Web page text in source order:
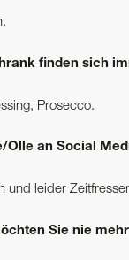
finden sich
Prosecco.
Olle an Social
und leider
Sie nie